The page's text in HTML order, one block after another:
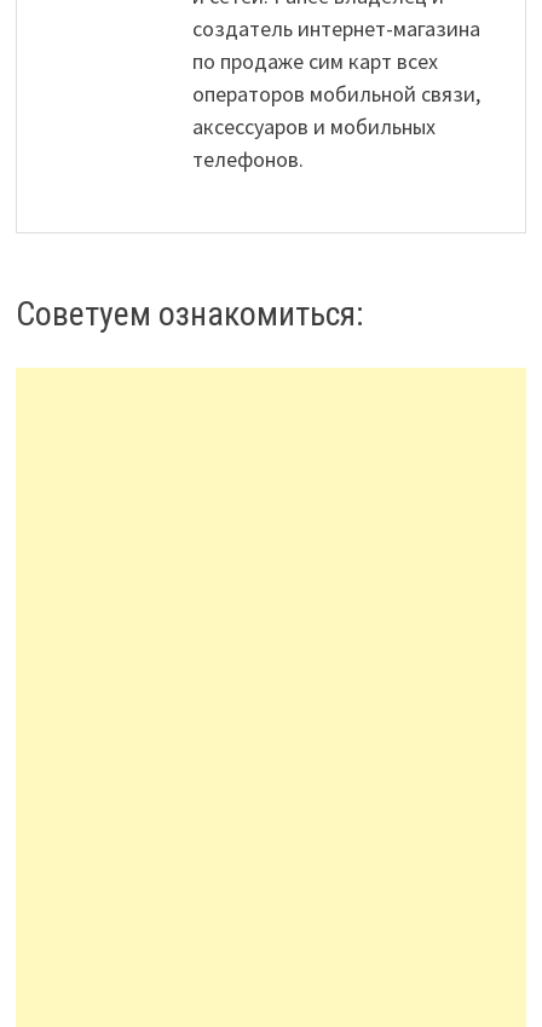
создатель интернет-магазина
по продаже сим карт всех
операторов мобильной связи,
аксессуаров и мобильных
телефонов.
Советуем ознакомиться: